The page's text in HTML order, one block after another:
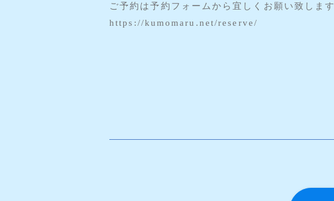
ご予約は予約フォームから宜しくお願い致します
https://kumomaru.net/reserve/